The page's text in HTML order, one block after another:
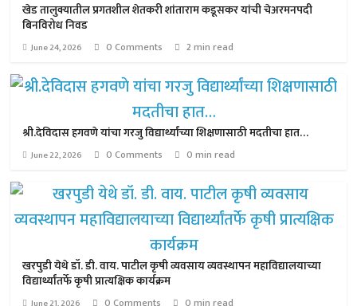
खेड तालुक्यातील प्रगतशील शेतकरी शांताराम कडूसकर यांची चेअरमनपदी
बिनविरोध निवड
June 24, 2026 0 Comments 2 min read
श्री.देविदास हगवणे यांचा गरजु विद्यार्थ्यांच्या शिक्षणासाठी मदतीचा हात…
June 22, 2026 0 Comments 0 min read
खरपुडी येथे डॉ. डी. वाय. पाटील कृषी व्यवसाय व्यवस्थापन महाविद्यालयाच्या
विद्यार्थ्यांतर्फे कृषी प्रात्यक्षिक कार्यक्रम
0 Comments 0 min read